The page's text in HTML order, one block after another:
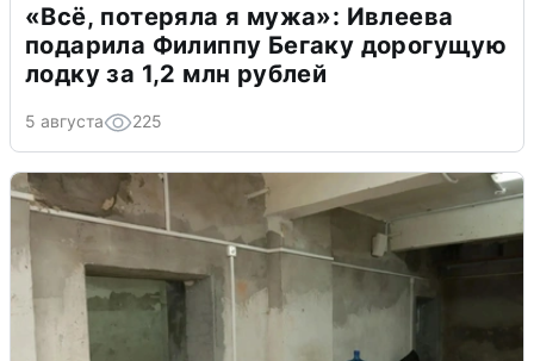
«Всё, потеряла я мужа»: Ивлеева
подарила Филиппу Бегаку дорогущую
лодку за 1,2 млн рублей
5 августа 225